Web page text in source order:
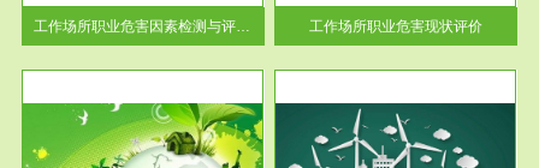
工作场所职业危害因素检测与评价...
工作场...
工作场所职业危害现状评价
服务范围